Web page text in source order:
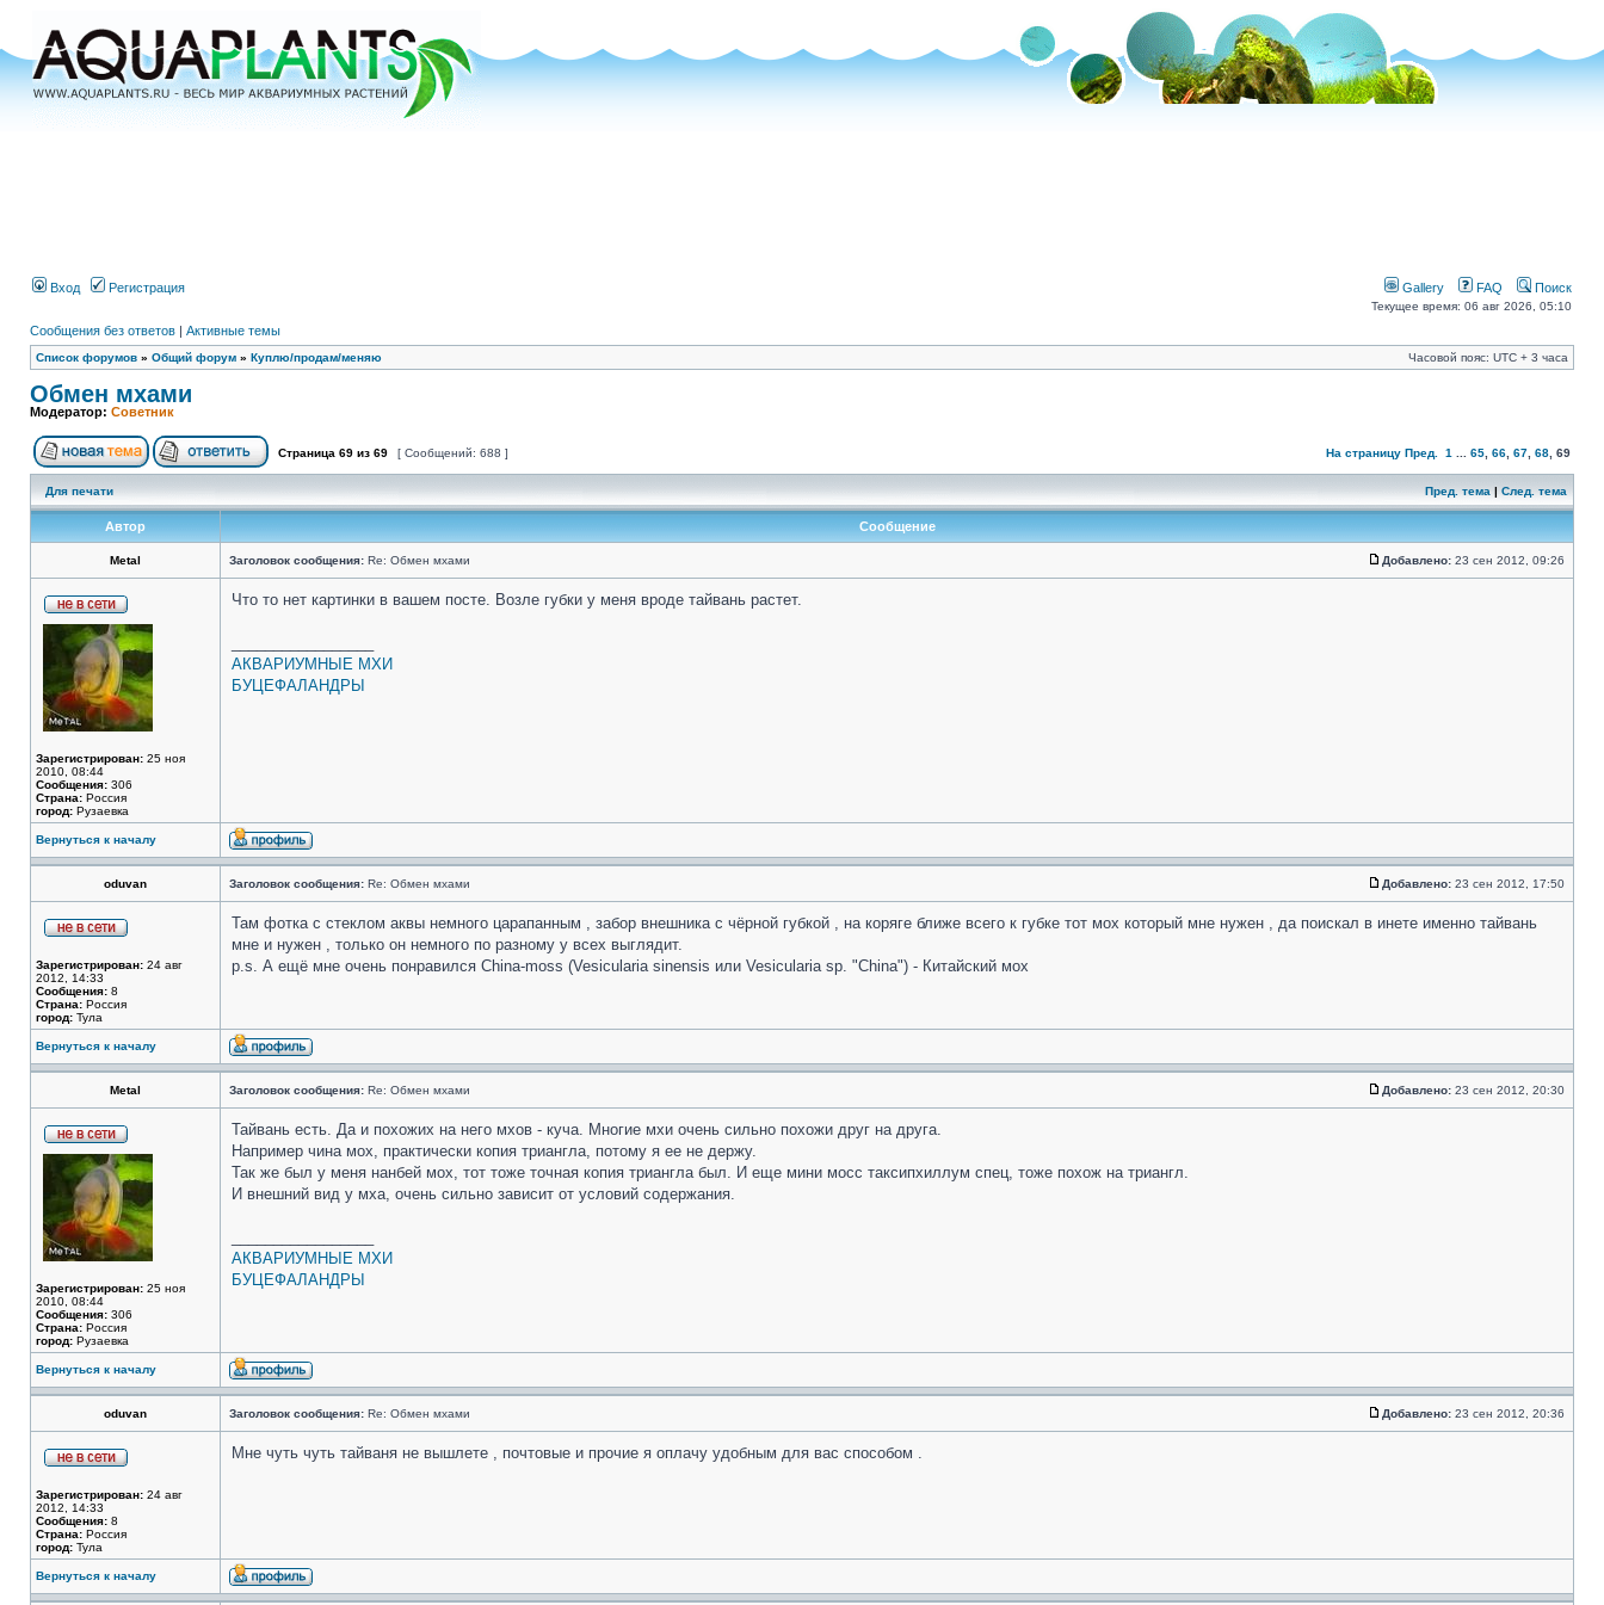
Вход Регистрация Gallery FAQ Поиск
Текущее время: 06 авг 2026, 05:10
Сообщения без ответов | Активные темы
Список форумов » Общий форум » Куплю/продам/меняю Часовой пояс: UTC + 3 часа
Обмен мхами
Модератор: Советник
Страница 69 из 69 [ Сообщений: 688 ] На страницу Пред. 1 65 66 67 68 69
Для печати Пред. тема | След. тема
Автор Сообщение
Metal Заголовок сообщения: Re: Обмен мхами Добавлено: 23 сен 2012, 09:26
Зарегистрирован: 25 ноя
2010, 08:44
Сообщения: 306
Страна: Россия
город: Рузаевка
Что то нет картинки в вашем посте. Возле губки у меня вроде тайвань растет.
АКВАРИУМНЫЕ МХИ
БУЦЕФАЛАНДРЫ
Вернуться к началу
oduvan Заголовок сообщения: Re: Обмен мхами Добавлено: 23 сен 2012, 17:50
Зарегистрирован: 24 авг
2012, 14:33
Сообщения: 8
Страна: Россия
город: Тула
Там фотка с стеклом аквы немного царапанным , забор внешника с чёрной губкой , на коряге ближе всего к губке тот мох который мне нужен , да поискал в инете именно тайвань
мне и нужен , только он немного по разному у всех выглядит.
p.s. А ещё мне очень понравился China-moss (Vesicularia sinensis или Vesicularia sp. "China") - Китайский мох
Вернуться к началу
Metal Заголовок сообщения: Re: Обмен мхами Добавлено: 23 сен 2012, 20:30
Зарегистрирован: 25 ноя
2010, 08:44
Сообщения: 306
Страна: Россия
город: Рузаевка
Тайвань есть. Да и похожих на него мхов - куча. Многие мхи очень сильно похожи друг на друга.
Например чина мох, практически копия триангла, потому я ее не держу.
Так же был у меня нанбей мох, тот тоже точная копия триангла был. И еще мини мосс таксипхиллум спец, тоже похож на триангл.
И внешний вид у мха, очень сильно зависит от условий содержания.
АКВАРИУМНЫЕ МХИ
БУЦЕФАЛАНДРЫ
Вернуться к началу
oduvan Заголовок сообщения: Re: Обмен мхами Добавлено: 23 сен 2012, 20:36
Зарегистрирован: 24 авг
2012, 14:33
Сообщения: 8
Страна: Россия
город: Тула
Мне чуть чуть тайваня не вышлете , почтовые и прочие я оплачу удобным для вас способом .
Вернуться к началу